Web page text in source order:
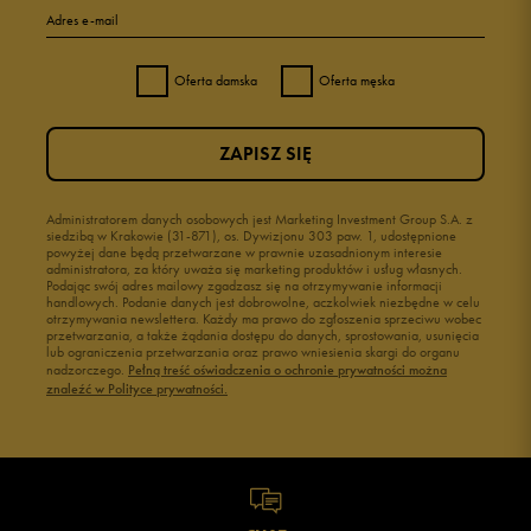
Adres e-mail
Oferta damska Oferta męska
Administratorem danych osobowych jest Marketing Investment Group S.A. z
siedzibą w Krakowie (31-871), os. Dywizjonu 303 paw. 1, udostępnione
powyżej dane będą przetwarzane w prawnie uzasadnionym interesie
administratora, za który uważa się marketing produktów i usług własnych.
Podając swój adres mailowy zgadzasz się na otrzymywanie informacji
handlowych. Podanie danych jest dobrowolne, aczkolwiek niezbędne w celu
otrzymywania newslettera. Każdy ma prawo do zgłoszenia sprzeciwu wobec
przetwarzania, a także żądania dostępu do danych, sprostowania, usunięcia
lub ograniczenia przetwarzania oraz prawo wniesienia skargi do organu
nadzorczego. Pełną treść oświadczenia o ochronie prywatności można
znaleźć w Polityce prywatności.
ZAPISZ SIĘ